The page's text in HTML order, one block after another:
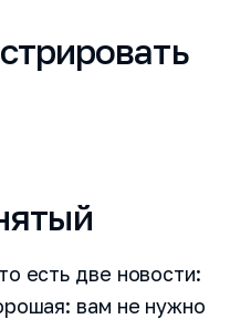
есть две новости:
вам не нужно